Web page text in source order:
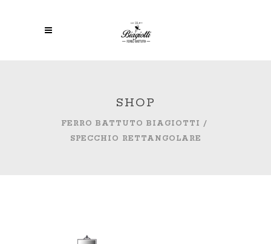
SHOP
FERRO BATTUTO BIAGIOTTI /
SPECCHIO RETTANGOLARE